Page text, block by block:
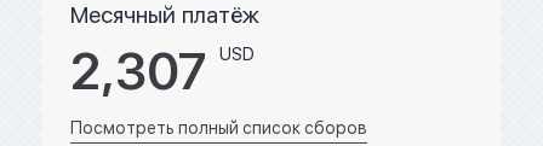
Месячный платёж
2,307 USD
Посмотреть полный список сборов